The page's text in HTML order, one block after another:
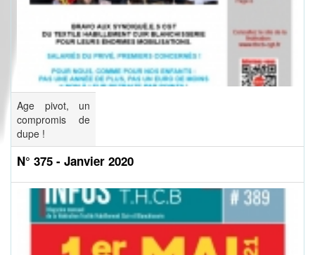
Age pivot, un
compromis de
dupe !
N° 375 - Janvier 2020